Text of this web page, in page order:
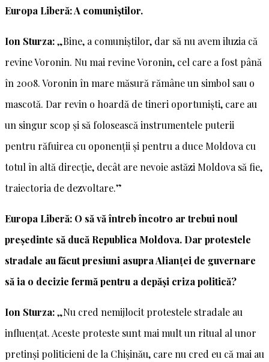
Europa Liberă: A comuniștilor.
Ion Sturza:„Bine, a comuniștilor, dar să nu avem iluzia că
revine Voronin. Nu mai revine Voronin, cel care a fost până
în 2008. Voronin în mare măsură rămâne un simbol sau o
mascotă. Dar revin o hoardă de tineri oportuniști, care au
un singur scop și să folosească instrumentele puterii
pentru răfuirea cu oponenții și pentru a duce Moldova cu
totul în altă direcție, decât are nevoie astăzi Moldova să fie,
traiectoria de dezvoltare.”
Europa Liberă: O să vă întreb încotro ar trebui noul
președinte să ducă Republica Moldova. Dar protestele
stradale au făcut presiuni asupra Alianței de guvernare
să ia o decizie fermă pentru a depăși criza politică?
Ion Sturza:„Nu cred nemijlocit protestele stradale au
influențat. Aceste proteste sunt mai mult un ritual al unor
pretinși politicieni de la Chișinău, care nu cred eu că mai au